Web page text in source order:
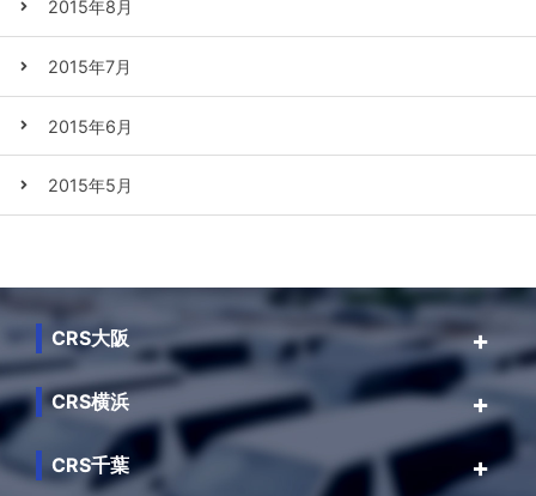
2015年8月
2015年7月
2015年6月
2015年5月
CRS大阪
CRS横浜
CRS千葉